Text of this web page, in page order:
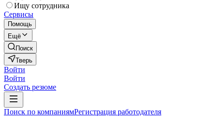
Ищу сотрудника
Сервисы
Помощь
Ещё
Поиск
Тверь
Войти
Войти
Создать резюме
Поиск по компаниямРегистрация работодателя